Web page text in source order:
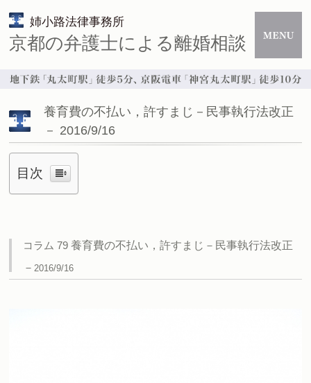
姉小路法律事務所
京都の弁護士による離婚相談
養育費の不払い，許すまじ－民事執行法改正
－ 2016/9/16
目次
コラム 79養育費の不払い，許すまじ－民事執行法改正
－ 2016/9/16